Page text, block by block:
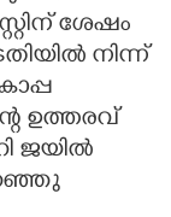
ശേഷം
നിന്ന്
ഉത്തരവ്
ജയില്‍